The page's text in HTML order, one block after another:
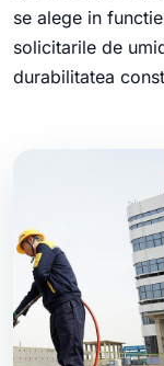
se alege in
solicitarile de
durabilitatea